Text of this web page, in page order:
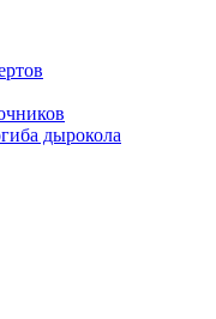
дырокола